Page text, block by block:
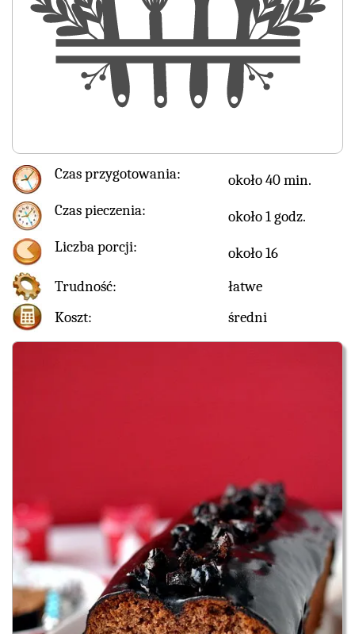
Czas przygotowania:
około 40 min.
Czas pieczenia:
około 1 godz.
Liczba porcji:
około 16
Trudność:
łatwe
Koszt:
średni